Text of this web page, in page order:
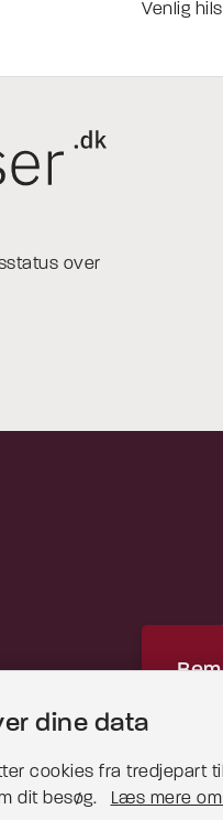
Venlig
over
dine data
cookies fra tredjepart
dit besøg.
Læs mere